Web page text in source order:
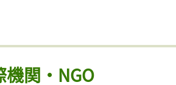
関・NGO